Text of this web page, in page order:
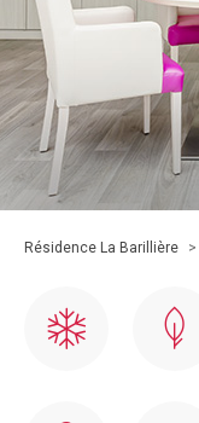
Résidence La Barillière >